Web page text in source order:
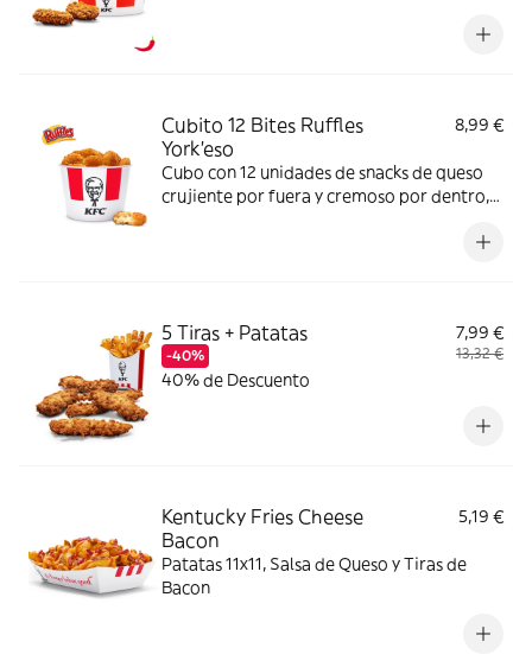
Cubito 12 Bites Ruffles
York'eso
8,99 €
Cubo con 12 unidades de snacks de queso
crujiente por fuera y cremoso por dentro,
5 Tiras + Patatas
-40%
7,99 €
13,32 €
40% de Descuento
Kentucky Fries Cheese
Bacon
5,19 €
Patatas 11x11, Salsa de Queso y Tiras de
Bacon